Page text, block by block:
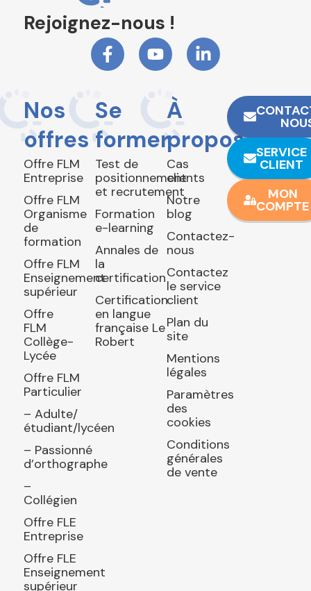
Rejoignez-nous !
Nos
offres
Offre FLM
Entreprise
Offre FLM
Organisme
de
formation
Offre FLM
Enseignement
supérieur
Offre
FLM
Collège-
Lycée
Offre FLM
Particulier
– Adulte/
étudiant/lycéen
– Passionné
d’orthographe
–
Collégien
Offre FLE
Entreprise
Offre FLE
Enseignement
supérieur
Se
former
Test de
positionnement
et recrutement
Formation
e-learning
Annales de
la
certification
Certification
en langue
française Le
Robert
À
propos
Cas
clients
Notre
blog
Contactez-
nous
Contactez
le service
client
Plan du
site
Mentions
légales
Paramètres
des
cookies
Conditions
générales
de vente
SERVICE
CLIENT
MON
COMPTE